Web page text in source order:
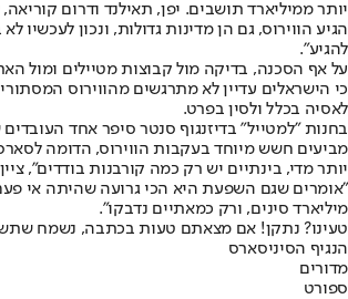
יותר ממיליארד תושבים. יפן, תאילנד ודרום
הגיע הווירוס, גם הן מדינות גדולות, ונכון לעכשיו
להגיע".
על אף הסכנה, בדיקה מול קבוצות מטיילים ומול
כי הישראלים עדיין לא מתרגשים מהווירוס
לאסיה בכלל ולסין בפרט.
בחנות "למטייל" בדיזנגוף סנטר סיפר אחד
מביעים חשש מיוחד בעקבות הווירוס, הדומה
יותר מדי, בינתיים יש רק כמה קורבנות בודדים",
"אומרים שגם השפעת היא הכי גרועה שהיתה אי פעם
מיליארד סינים, ורק כמאתיים נדבקו".
טעינו? נתקן! אם מצאתם טעות בכתבה, נשמח
הנגיף הסיניסארס
מדורים
ספורט